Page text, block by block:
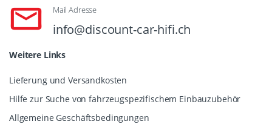
Mail Adresse
info@discount-car-hifi.ch
Weitere Links
Lieferung und Versandkosten
Hilfe zur Suche von fahrzeugspezifischem Einbauzubehör
Allgemeine Geschäftsbedingungen